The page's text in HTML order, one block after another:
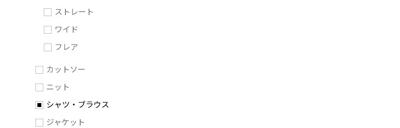
ストレート
ワイド
フレア
カットソー
ニット
シャツ・ブラウス
ジャケット